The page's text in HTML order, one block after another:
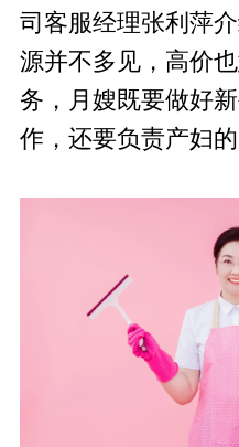
司客服经理张利萍
源并不多见，高价
务，月嫂既要做好
作，还要负责产妇的